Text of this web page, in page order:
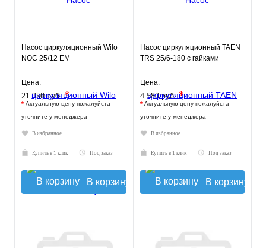
Насос циркуляционный Wilo
NOC 25/12 EM
Цена:
21 950 руб.*
* Актуальную цену пожалуйста
уточните у менеджера
В избранное
Купить в 1 клик Под заказ
В корзину
Насос циркуляционный TAEN
TRS 25/6-180 с гайками
Цена:
4 580 руб.*
* Актуальную цену пожалуйста
уточните у менеджера
В избранное
Купить в 1 клик Под заказ
В корзину